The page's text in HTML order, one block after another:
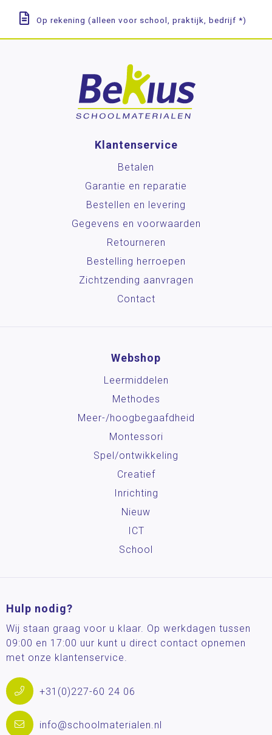
Op rekening (alleen voor school, praktijk, bedrijf *)
Klantenservice
Betalen
Garantie en reparatie
Bestellen en levering
Gegevens en voorwaarden
Retourneren
Bestelling herroepen
Zichtzending aanvragen
Contact
Webshop
Leermiddelen
Methodes
Meer-/hoog­begaafdheid
Montessori
Spel/ontwikkeling
Creatief
Inrichting
Nieuw
ICT
School
Hulp nodig?
Wij staan graag voor u klaar. Op werkdagen tussen
09:00 en 17:00 uur kunt u direct contact opnemen
met onze klantenservice.
+31(0)227-60 24 06
info@schoolmaterialen.nl